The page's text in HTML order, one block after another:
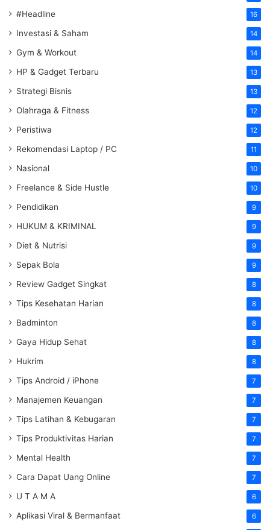
#Headline 16
Investasi & Saham 14
Gym & Workout 14
HP & Gadget Terbaru 13
Strategi Bisnis 13
Olahraga & Fitness 12
Peristiwa 12
Rekomendasi Laptop / PC 11
Nasional 10
Freelance & Side Hustle 10
Pendidikan 9
HUKUM & KRIMINAL 9
Diet & Nutrisi 9
Sepak Bola 9
Review Gadget Singkat 8
Tips Kesehatan Harian 8
Badminton 8
Gaya Hidup Sehat 8
Hukrim 8
Tips Android / iPhone 7
Manajemen Keuangan 7
Tips Latihan & Kebugaran 7
Tips Produktivitas Harian 7
Mental Health 7
Cara Dapat Uang Online 7
U T A M A 6
Aplikasi Viral & Bermanfaat 6